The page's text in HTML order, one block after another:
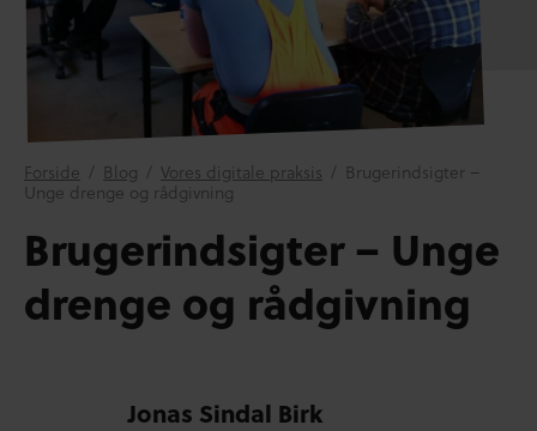
Forside / Blog / Vores digitale praksis / Brugerindsigter –
Unge drenge og rådgivning
Brugerindsigter – Unge
drenge og rådgivning
Jonas Sindal Birk